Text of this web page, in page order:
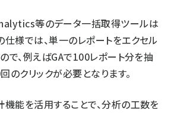
等のデータ一括取得ツールは
仕様では、単一のレポートをエクセル
で、例えばGAで100レポート分を抽
のクリックが必要となります。
能を活用することで、分析の工数を